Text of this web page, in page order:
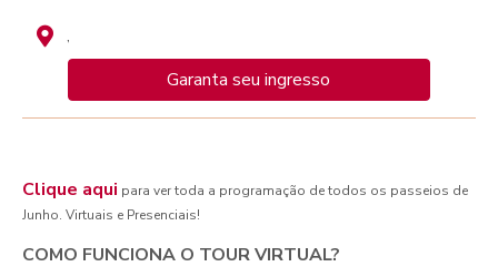
,
Garanta seu ingresso
Clique aqui para ver toda a programação de todos os passeios de
Junho. Virtuais e Presenciais!
COMO FUNCIONA O TOUR VIRTUAL?